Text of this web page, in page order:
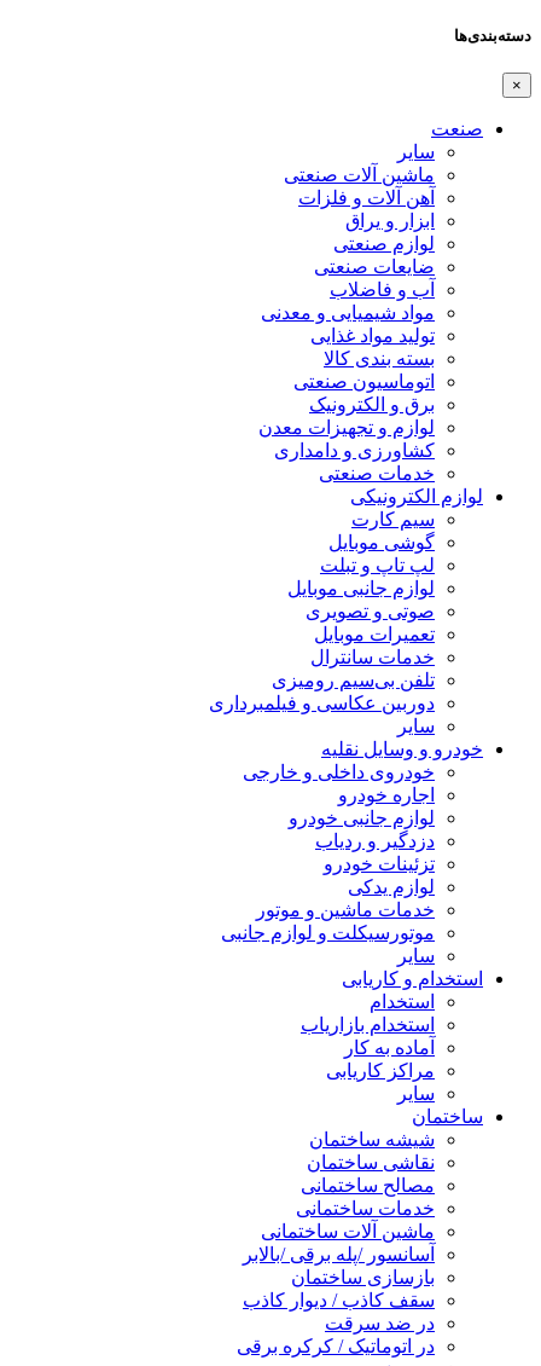
دسته‌بندی‌ها
×
صنعت
سایر
ماشین آلات صنعتی
آهن آلات و فلزات
ابزار و یراق
لوازم صنعتی
ضایعات صنعتی
آب و فاضلاب
مواد شیمیایی و معدنی
تولید مواد غذایی
بسته بندی کالا
اتوماسیون صنعتی
برق و الکترونیک
لوازم و تجهیزات معدن
کشاورزی و دامداری
خدمات صنعتی
لوازم الکترونیکی
سیم کارت
گوشی موبایل
لپ تاپ و تبلت
لوازم جانبی موبایل
صوتی و تصویری
تعمیرات موبایل
خدمات سانترال
تلفن بی‌سیم رومیزی
دوربین عکاسی و فیلمبرداری
سایر
خودرو و وسایل نقلیه
خودروی داخلی و خارجی
اجاره خودرو
لوازم جانبی خودرو
دزدگیر و ردیاب
تزئینات خودرو
لوازم یدکی
خدمات ماشین و موتور
موتورسیکلت و لوازم جانبی
سایر
استخدام و کاریابی
استخدام
استخدام بازاریاب
آماده به کار
مراکز کاریابی
سایر
ساختمان
شیشه ساختمان
نقاشی ساختمان
مصالح ساختمانی
خدمات ساختمانی
ماشین آلات ساختمانی
آسانسور /پله برقی /بالابر
بازسازی ساختمان
سقف کاذب / دیوار کاذب
در ضد سرقت
در اتوماتیک / کرکره برقی